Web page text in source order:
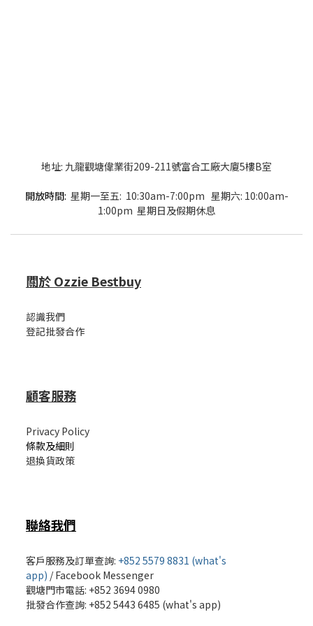
地址: 九龍觀塘偉業街209-211號富合工廠大廈5樓B室
開放時間: 星期一至五: 10:30am-7:00pm 星期六: 10:00am-
1:00pm 星期日及假期休息
關於 Ozzie Bestbuy
認識我們
登記批發合作
顧客服務
Privacy Policy
條款及細則
退換貨政策
聯絡我們
客戶服務及訂單查詢: +852 5579 8831 (what's
app) /Facebook Messenger
觀塘門市電話: +852 3694 0980
批發合作查詢: +852 5443 6485 (what's app)